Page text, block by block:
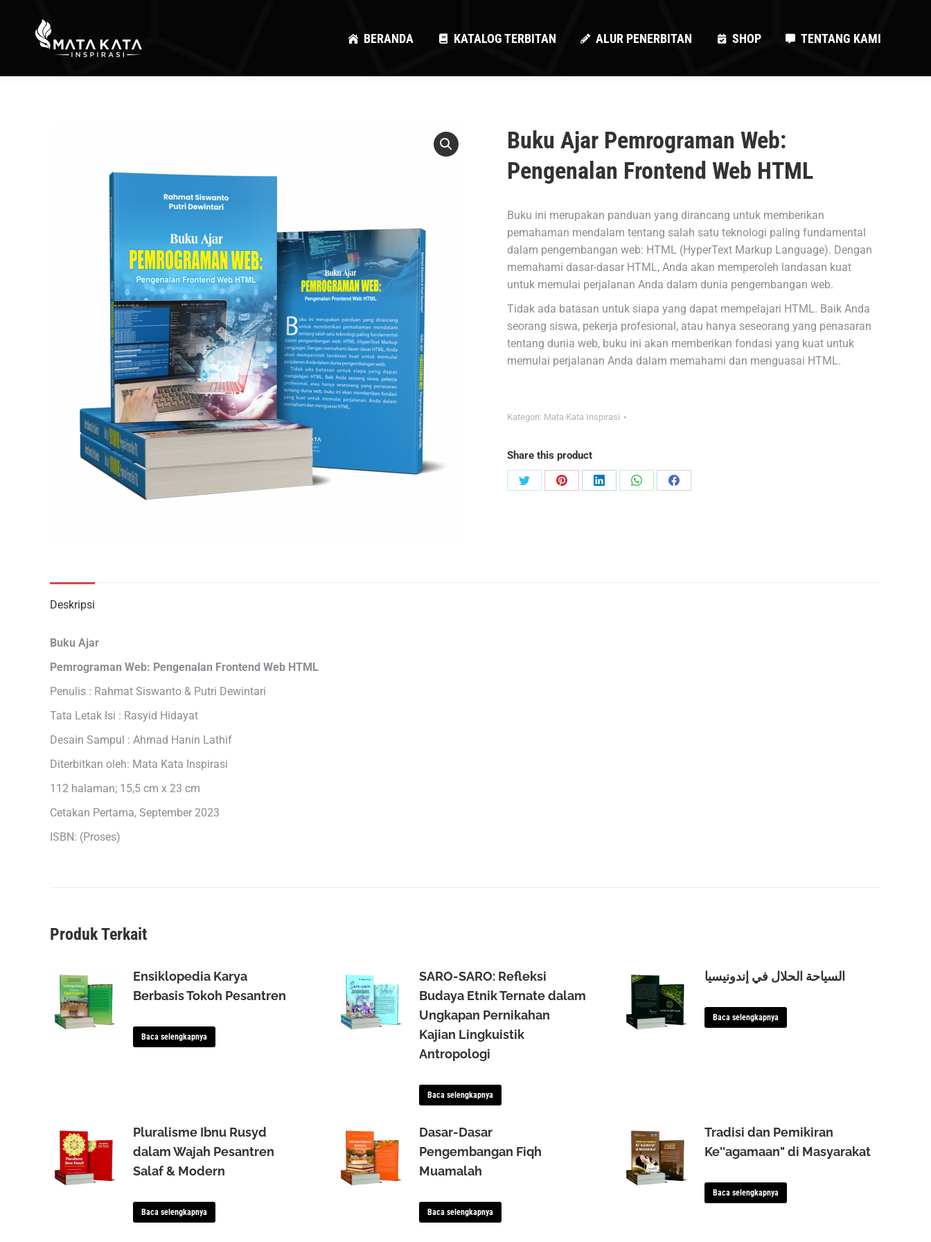
BERANDA KATALOG TERBITAN ALUR PENERBITAN SHOP TENTANG KAMI
Buku Ajar Pemrograman Web:
Pengenalan Frontend Web HTML
Buku ini merupakan panduan yang dirancang untuk memberikan
pemahaman mendalam tentang salah satu teknologi paling fundamental
dalam pengembangan web: HTML (HyperText Markup Language). Dengan
memahami dasar-dasar HTML, Anda akan memperoleh landasan kuat
untuk memulai perjalanan Anda dalam dunia pengembangan web.
Tidak ada batasan untuk siapa yang dapat mempelajari HTML. Baik Anda
seorang siswa, pekerja profesional, atau hanya seseorang yang penasaran
tentang dunia web, buku ini akan memberikan fondasi yang kuat untuk
memulai perjalanan Anda dalam memahami dan menguasai HTML.
Kategori: Mata Kata Inspirasi
Share this product
Share
Share
Share
Share
Share
Deskripsi
Buku Ajar
Pemrograman Web: Pengenalan Frontend Web HTML
Penulis : Rahmat Siswanto & Putri Dewintari
Tata Letak Isi : Rasyid Hidayat
Desain Sampul : Ahmad Hanin Lathif
Diterbitkan oleh: Mata Kata Inspirasi
112 halaman; 15,5 cm x 23 cm
Cetakan Pertama, September 2023
ISBN: (Proses)
Produk Terkait
Ensiklopedia Karya
Berbasis Tokoh Pesantren
Baca selengkapnya
SARO-SARO: Refleksi
Budaya Etnik Ternate dalam
Ungkapan Pernikahan
Kajian Lingkuistik
Antropologi
Baca selengkapnya
السياحة الحلال في إندونيسيا
Baca selengkapnya
Pluralisme Ibnu Rusyd
dalam Wajah Pesantren
Salaf & Modern
Baca selengkapnya
Dasar-Dasar
Pengembangan Fiqh
Muamalah
Baca selengkapnya
Tradisi dan Pemikiran
Ke''agamaan" di Masyarakat
Baca selengkapnya